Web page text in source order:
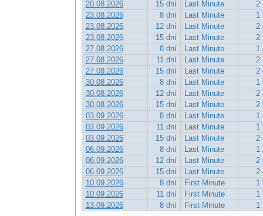
20.08.2026
15 dní Last Minute
2
23.08.2026
8 dní Last Minute
1
23.08.2026
12 dní Last Minute
2
23.08.2026
15 dní Last Minute
2
27.08.2026
8 dní Last Minute
1
27.08.2026
11 dní Last Minute
2
27.08.2026
15 dní Last Minute
2
30.08.2026
8 dní Last Minute
1
30.08.2026
12 dní Last Minute
2
30.08.2026
15 dní Last Minute
2
03.09.2026
8 dní Last Minute
1
03.09.2026
11 dní Last Minute
1
03.09.2026
15 dní Last Minute
2
06.09.2026
8 dní Last Minute
1
06.09.2026
12 dní Last Minute
2
06.09.2026
15 dní Last Minute
2
10.09.2026
8 dní First Minute
1
10.09.2026
11 dní First Minute
1
13.09.2026
8 dní First Minute 1